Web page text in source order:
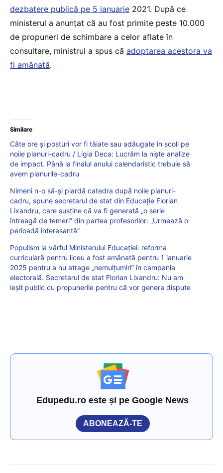
dezbatere publică pe 5 ianuarie 2021. După ce
ministerul a anunțat că au fost primite peste 10.000
de propuneri de schimbare a celor aflate în
consultare, ministrul a spus că adoptarea acestora va
fi amânată.
Similare
Câte ore și posturi vor fi tăiate sau adăugate în școli pe
noile planuri-cadru / Ligia Deca: Lucrăm la niște analize
de impact. Până la finalul anului calendaristic trebuie să
avem planurile-cadru
Nimeni n-o să-și piardă catedra după noile planuri-
cadru, spune secretarul de stat din Educație Florian
Lixandru, care susține că va fi generată „o serie
întreagă de temeri” din partea profesorilor: „Urmează o
perioadă interesantă”
Populism la vârful Ministerului Educației: reforma
curriculară pentru liceu a fost amânată pentru 1 ianuarie
2025 pentru a nu atrage „nemulțumiri” în campania
electorală. Secretarul de stat Florian Lixandru: Nu am
ieșit public cu propunerile pentru că vor genera dispute
Edupedu.ro este și pe Google News
ABONEAZĂ-TE